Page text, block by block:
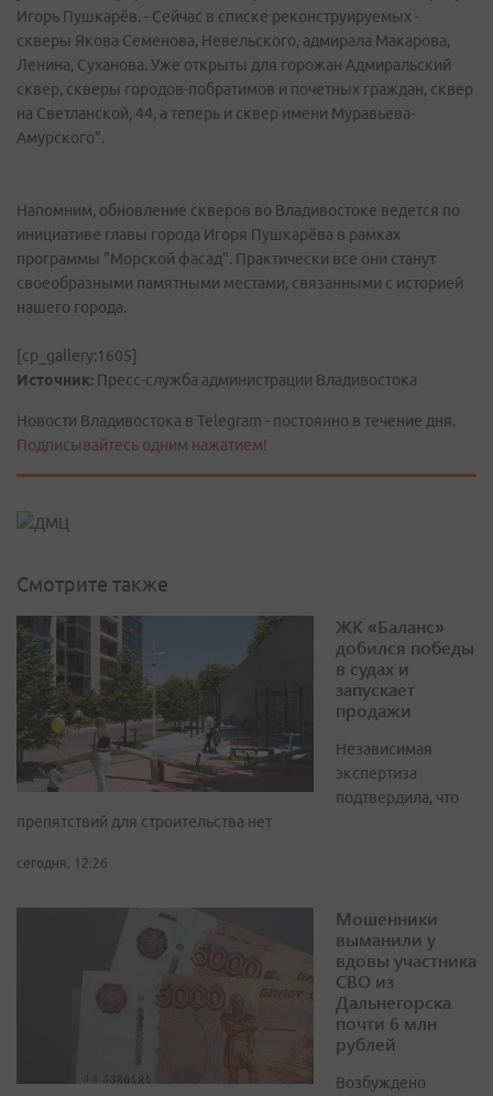
Игорь Пушкарёв. - Сейчас в списке реконструируемых -
скверы Якова Семенова, Невельского, адмирала Макарова,
Ленина, Суханова. Уже открыты для горожан Адмиральский
сквер, скверы городов-побратимов и почетных граждан, сквер
на Светланской, 44, а теперь и сквер имени Муравьева-
Амурского".
Напомним, обновление скверов во Владивостоке ведется по
инициативе главы города Игоря Пушкарёва в рамках
программы "Морской фасад". Практически все они станут
своеобразными памятными местами, связанными с историей
нашего города.
[cp_gallery:1605]
Источник: Пресс-служба администрации Владивостока
Новости Владивостока в Telegram - постоянно в течение дня.
Подписывайтесь одним нажатием!
Смотрите также
ЖК «Баланс»
добился победы
в судах и
запускает
продажи
Независимая
экспертиза
подтвердила, что
препятствий для строительства нет
сегодня, 12:26
Мошенники
выманили у
вдовы участника
СВО из
Дальнегорска
почти 6 млн
рублей
Возбуждено